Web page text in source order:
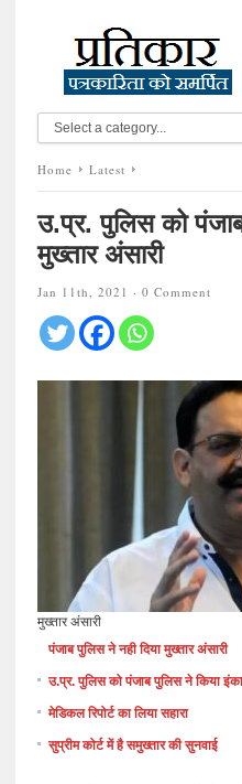
Home Latest
उ.प्र. पुलिस को
मुख्तार अंसारी
Jan 11th, 2021 · 0 Comment
मुख्तार अंसारी
पंजाब पुलिस ने नही दिया मुख्तार अंसारी
उ.प्र. पुलिस को पंजाब पुलिस ने किया
मेडिकल रिपोर्ट का लिया सहारा
सुप्रीम कोर्ट में है समुख्तार की सुनवाई